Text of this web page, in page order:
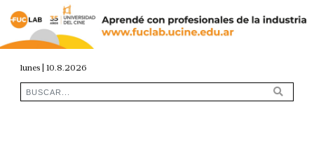
lunes | 10.8.2026